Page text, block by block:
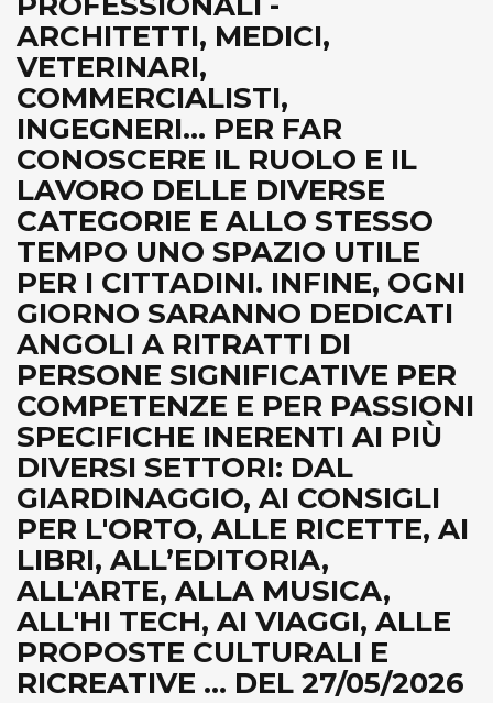
ARCHITETTI, MEDICI,
VETERINARI,
COMMERCIALISTI,
INGEGNERI... PER FAR
CONOSCERE IL RUOLO E IL
LAVORO DELLE DIVERSE
CATEGORIE E ALLO STESSO
TEMPO UNO SPAZIO UTILE
PER I CITTADINI. INFINE, OGNI
GIORNO SARANNO DEDICATI
ANGOLI A RITRATTI DI
PERSONE SIGNIFICATIVE PER
COMPETENZE E PER PASSIONI
SPECIFICHE INERENTI AI PIÙ
DIVERSI SETTORI: DAL
GIARDINAGGIO, AI CONSIGLI
PER L'ORTO, ALLE RICETTE, AI
LIBRI, ALL’EDITORIA,
ALL'ARTE, ALLA MUSICA,
ALL'HI TECH, AI VIAGGI, ALLE
PROPOSTE CULTURALI E
RICREATIVE ... DEL 27/05/2026